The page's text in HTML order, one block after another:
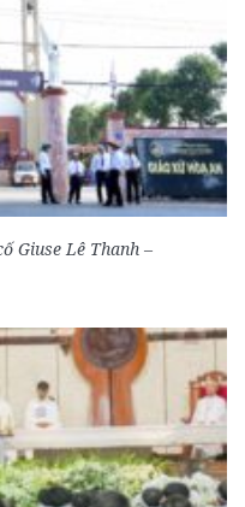
Giuse Lê Thanh –